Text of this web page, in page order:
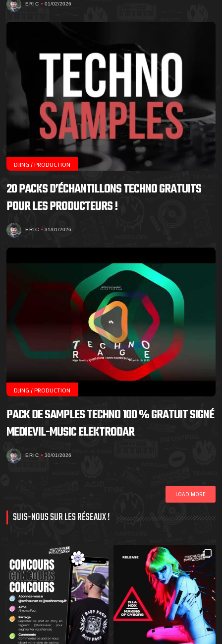
ERIC 01/02/2026
DJING / PRODUCTION
20 PACKS D’ÉCHANTILLONS TECHNO GRATUITS
POUR LES PRODUCTEURS !
ERIC 31/01/2026
DJING / PRODUCTION
PACK DE SAMPLES TECHNO 100 % GRATUIT SIGNÉ
MEDIEVIL-MUSIC ELEKTRODAR
ERIC 30/01/2026
LOAD MORE
SUIS-NOUS SUR LES RÉSEAUX !